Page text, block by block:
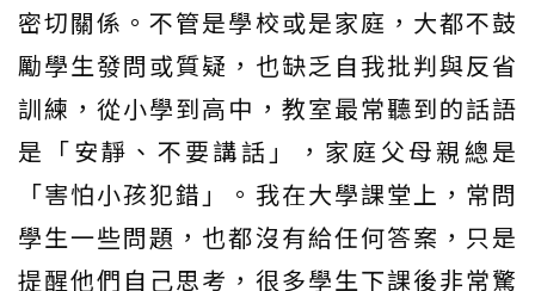
密切關係。不管是學校或是家庭，大都不鼓
勵學生發問或質疑，也缺乏自我批判與反省
訓練，從小學到高中，教室最常聽到的話語
是「安靜、不要講話」，家庭父母親總是
「害怕小孩犯錯」。我在大學課堂上，常問
學生一些問題，也都沒有給任何答案，只是
提醒他們自己思考，很多學生下課後非常驚